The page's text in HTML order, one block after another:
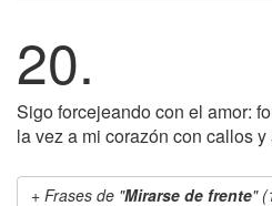
20.
Sigo forcejeando con el amor:
la vez a mi corazón con callos
Frases de "Mirarse de frente"